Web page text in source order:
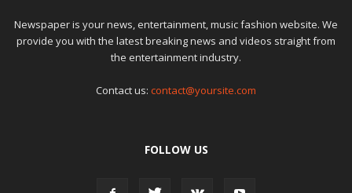
Newspaper is your news, entertainment, music fashion website. We
provide you with the latest breaking news and videos straight from
the entertainment industry.
Contact us: contact@yoursite.com
FOLLOW US